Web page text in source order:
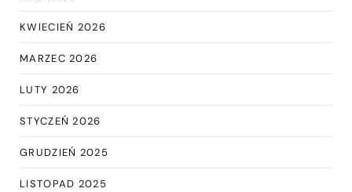
KWIECIEŃ 2026
MARZEC 2026
LUTY 2026
STYCZEŃ 2026
GRUDZIEŃ 2025
LISTOPAD 2025